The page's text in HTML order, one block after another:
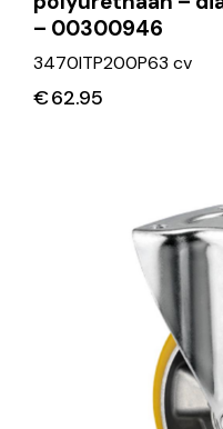
– 00300946
3470ITP200P63 cv
€62.95